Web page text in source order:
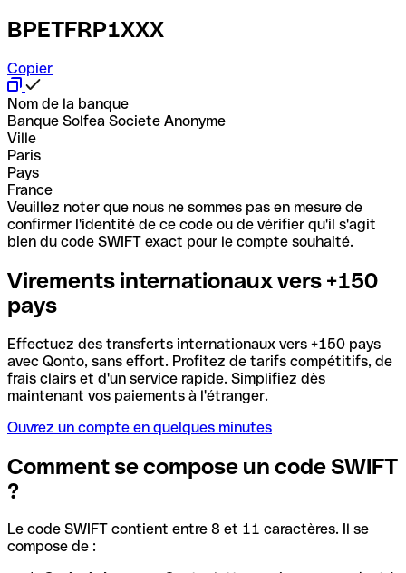
BPETFRP1XXX
Copier
Nom de la banque
Banque Solfea Societe Anonyme
Ville
Paris
Pays
France
Veuillez noter que nous ne sommes pas en mesure de
confirmer l'identité de ce code ou de vérifier qu'il s'agit
bien du code SWIFT exact pour le compte souhaité.
Virements internationaux vers +150
pays
Effectuez des transferts internationaux vers +150 pays
avec Qonto, sans effort. Profitez de tarifs compétitifs, de
frais clairs et d'un service rapide. Simplifiez dès
maintenant vos paiements à l'étranger.
Ouvrez un compte en quelques minutes
Comment se compose un code SWIFT
?
Le code SWIFT contient entre 8 et 11 caractères. Il se
compose de :